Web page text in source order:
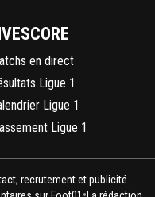
en direct
Ligue 1
Ligue 1
Ligue 1
recrutement et publicité